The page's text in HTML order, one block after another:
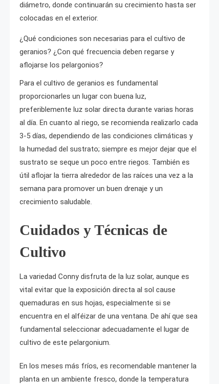
diámetro, donde continuarán su crecimiento hasta ser
colocadas en el exterior.
¿Qué condiciones son necesarias para el cultivo de
geranios? ¿Con qué frecuencia deben regarse y
aflojarse los pelargonios?
Para el cultivo de geranios es fundamental
proporcionarles un lugar con buena luz,
preferiblemente luz solar directa durante varias horas
al día. En cuanto al riego, se recomienda realizarlo cada
3-5 días, dependiendo de las condiciones climáticas y
la humedad del sustrato; siempre es mejor dejar que el
sustrato se seque un poco entre riegos. También es
útil aflojar la tierra alrededor de las raíces una vez a la
semana para promover un buen drenaje y un
crecimiento saludable.
Cuidados y Técnicas de
Cultivo
La variedad Conny disfruta de la luz solar, aunque es
vital evitar que la exposición directa al sol cause
quemaduras en sus hojas, especialmente si se
encuentra en el alféizar de una ventana. De ahí que sea
fundamental seleccionar adecuadamente el lugar de
cultivo de este pelargonium.
En los meses más fríos, es recomendable mantener la
planta en un ambiente fresco, donde la temperatura